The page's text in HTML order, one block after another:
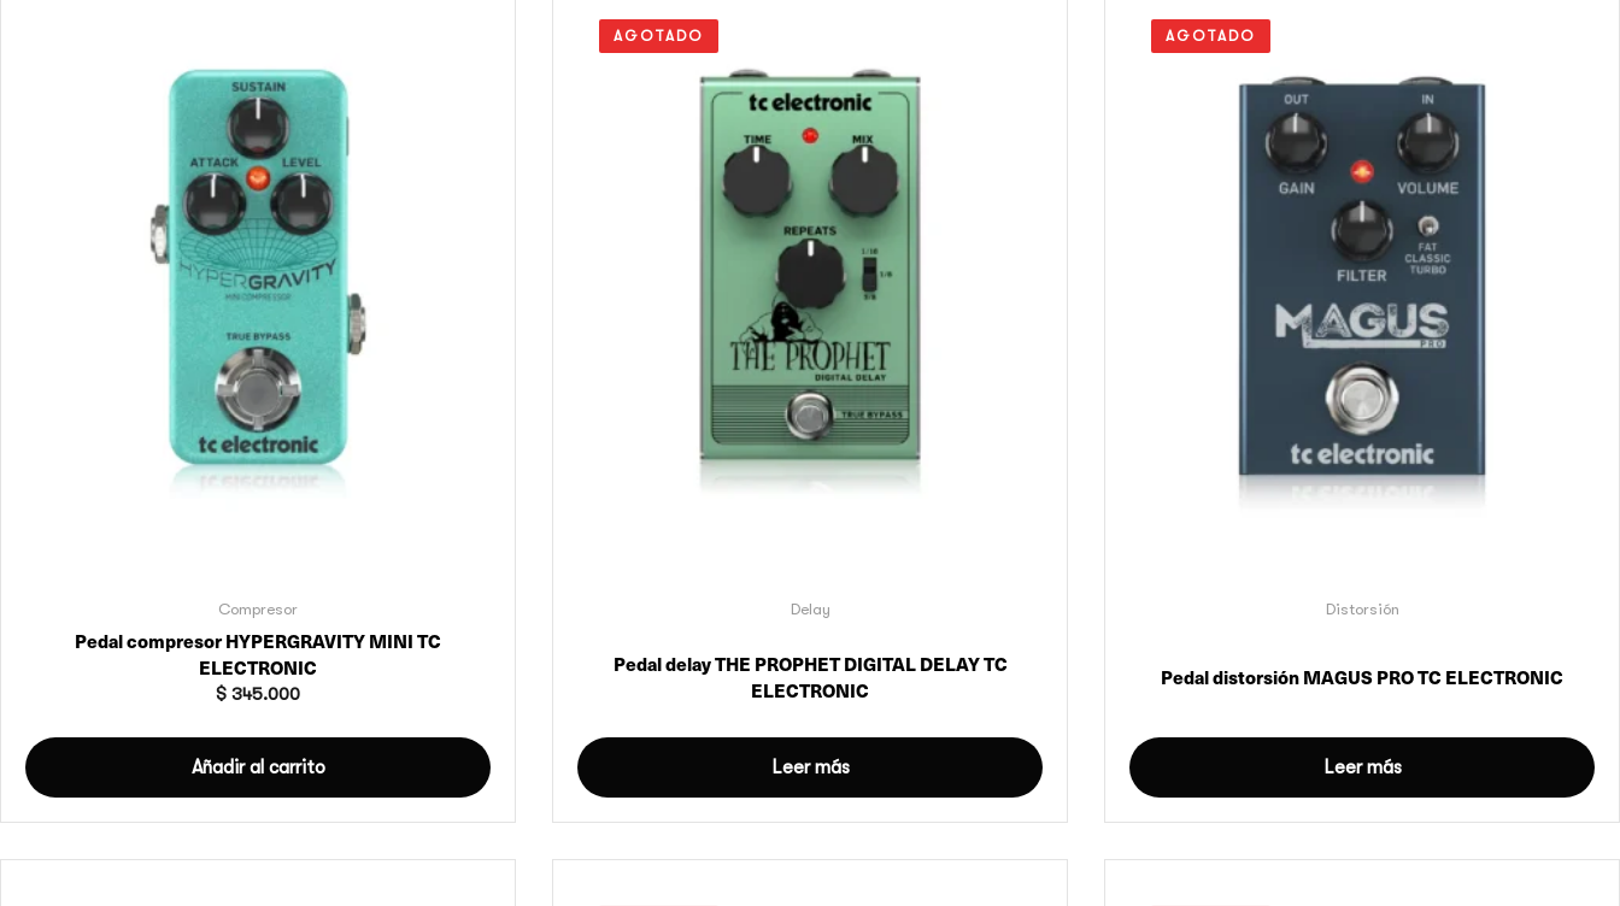
Compresor
Pedal compresor HYPERGRAVITY MINI TC
ELECTRONIC
$ 345.000
Añadir al carrito
AGOTADO
Delay
Pedal delay THE PROPHET DIGITAL DELAY TC
ELECTRONIC
Leer más
AGOTADO
Distorsión
Pedal distorsión MAGUS PRO TC ELECTRONIC
Leer más